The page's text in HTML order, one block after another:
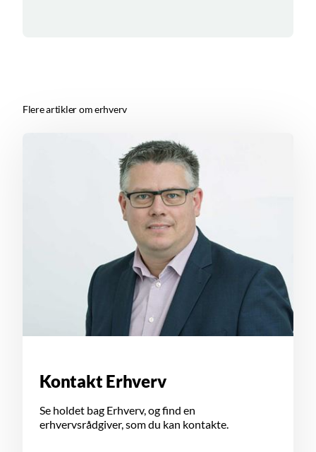
Flere artikler om erhverv
Kontakt Erhverv
Se holdet bag Erhverv, og find en
erhvervsrådgiver, som du kan kontakte.